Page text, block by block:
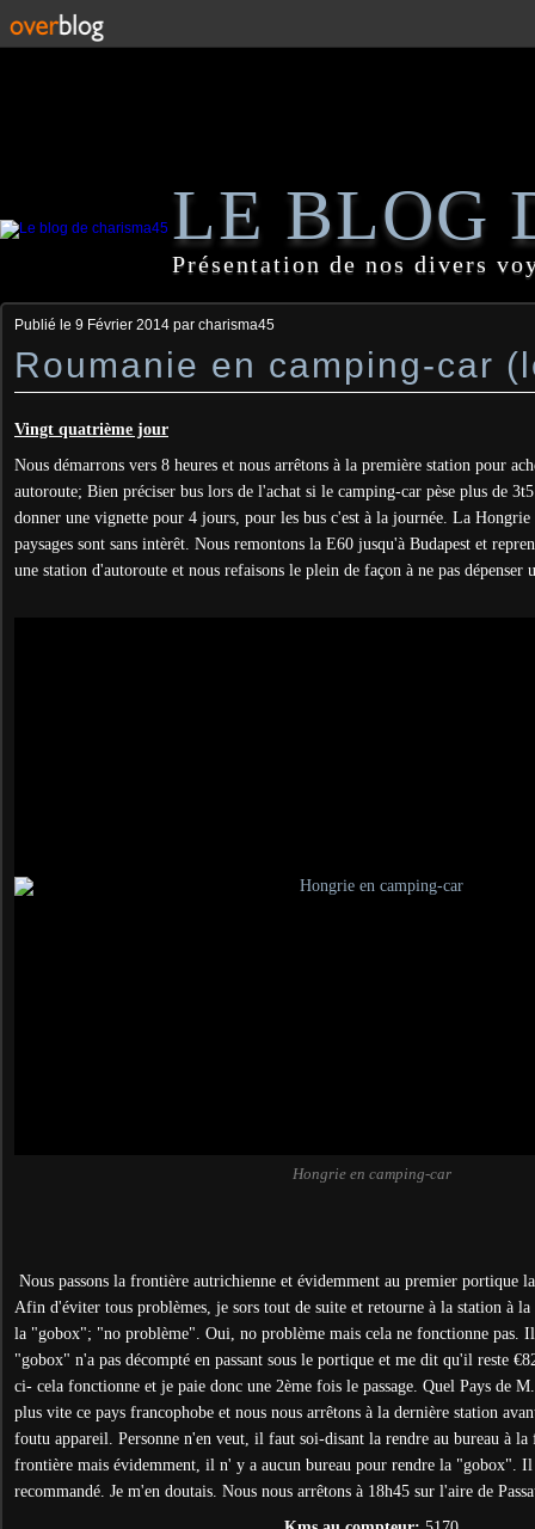
LE BLOG
Présentation de nos divers
Publié le 9 Février 2014 par charisma45
Roumanie en camping-car
Vingt quatrième jour
Nous démarrons vers 8 heures et nous arrêtons à la première station pour
autoroute; Bien préciser bus lors de l'achat si le camping-car pèse plus de
donner une vignette pour 4 jours, pour les bus c'est à la journée. La Hongrie
paysages sont sans intèrêt. Nous remontons la E60 jusqu'à Budapest et
une station d'autoroute et nous refaisons le plein de façon à ne pas dépenser
Hongrie en camping-car
Nous passons la frontière autrichienne et évidemment au premier portique
Afin d'éviter tous problèmes, je sors tout de suite et retourne à la station à
la "gobox"; "no problème". Oui, no problème mais cela ne fonctionne pas.
"gobox" n'a pas décompté en passant sous le portique et me dit qu'il reste
ci- cela fonctionne et je paie donc une 2ème fois le passage. Quel Pays de
plus vite ce pays francophobe et nous nous arrêtons à la dernière station
foutu appareil. Personne n'en veut, il faut soi-disant la rendre au bureau à
frontière mais évidemment, il n' y a aucun bureau pour rendre la "gobox".
recommandé. Je m'en doutais. Nous nous arrêtons à 18h45 sur l'aire de